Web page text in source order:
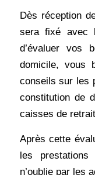
Dès réception
sera fixé avec
d’évaluer vos
domicile, vous
conseils sur les
constitution de
caisses de
Après cette
les prestations
n’oublie par les